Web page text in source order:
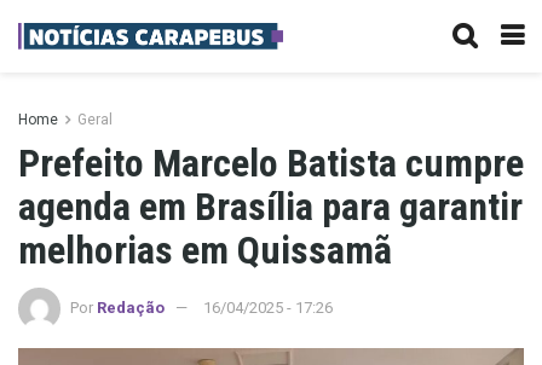
Home Geral
Prefeito Marcelo Batista cumpre
agenda em Brasília para garantir
melhorias em Quissamã
Por Redação 16/04/2025 - 17:26